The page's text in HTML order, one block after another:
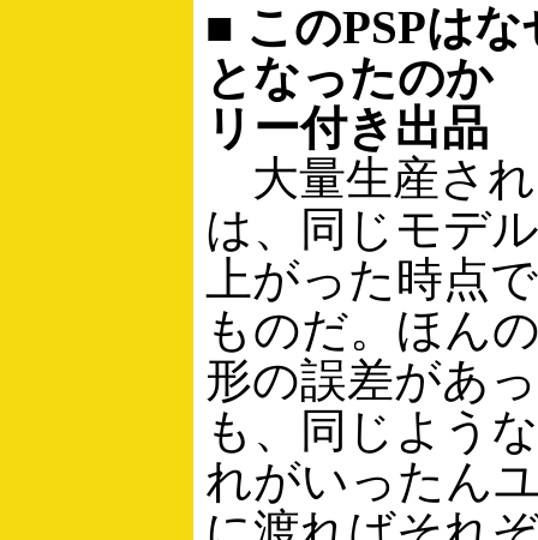
■ このPSPは
となったのか
リー付き出品
大量生産さ
は、同じモデ
上がった時点
ものだ。ほん
形の誤差があ
も、同じよう
れがいったん